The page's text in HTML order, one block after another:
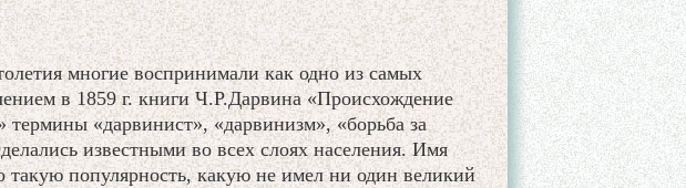
многие воспринимали как одно из самых
в 1859 г. книги Ч.Р.Дарвина «Происхождение
термины «дарвинист», «дарвинизм», «борьба за
известными во всех слоях населения. Имя
такую популярность, какую не имел ни один великий